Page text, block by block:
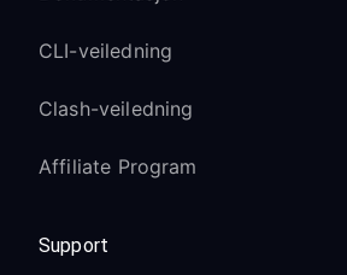
CLI-veiledning
Clash-veiledning
Affiliate Program
Support